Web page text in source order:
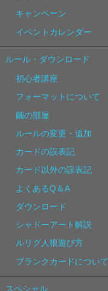
キャンペーン
イベントカレンダー
ルール・ダウンロード
初心者講座
フォーマットについて
繭の部屋
ルールの変更・追加
カードの誤表記
カード以外の誤表記
よくあるQ＆A
ダウンロード
シャドーアート解説
ルリグ人狼遊び方
ブランクカードについて
スペシャル